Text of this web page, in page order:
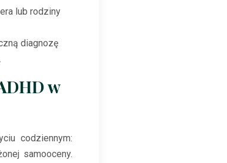
lub rodziny
diagnozę
w
codziennym:
samooceny.